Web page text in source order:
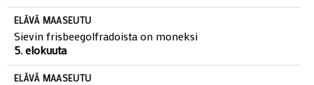
ELÄVÄ MAASEUTU
Sievin frisbeegolfradoista on moneksi
5. elokuuta
ELÄVÄ MAASEUTU